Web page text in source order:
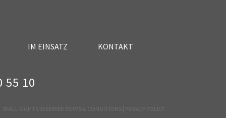
IM EINSATZ KONTAKT
55 10
© ALL RIGHTS RESERVER TERMS & CONDITIONS | PRIVACY POLICY